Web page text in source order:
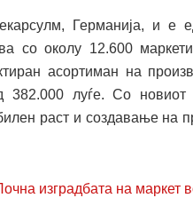
Германија, и е
со околу 12.600
асортиман на
382.000 луѓе. Со новиот
раст и создавање на
изградбата на маркет